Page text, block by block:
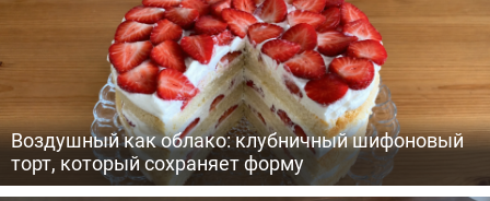
Воздушный как облако: клубничный шифоновый
торт, который сохраняет форму